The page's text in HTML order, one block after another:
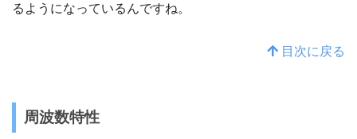
るようになっているんですね。
目次に戻る
周波数特性